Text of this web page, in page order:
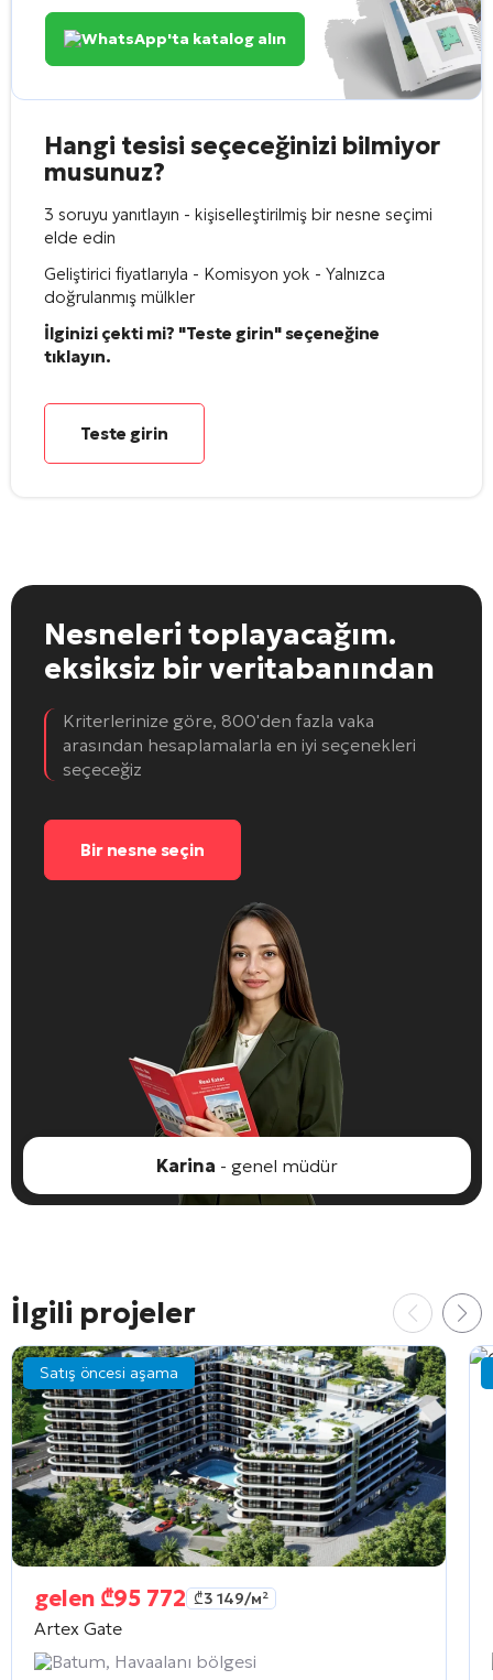
WhatsApp'ta katalog alın
Hangi tesisi seçeceğinizi bilmiyor
musunuz?
3 soruyu yanıtlayın - kişiselleştirilmiş bir nesne seçimi
elde edin
Geliştirici fiyatlarıyla - Komisyon yok - Yalnızca
doğrulanmış mülkler
İlginizi çekti mi? "Teste girin" seçeneğine
tıklayın.
Teste girin
Nesneleri toplayacağım.
eksiksiz bir veritabanından
Kriterlerinize göre, 800'den fazla vaka
arasından hesaplamalarla en iyi seçenekleri
seçeceğiz
Bir nesne seçin
Karina - genel müdür
İlgili projeler
Satış öncesi aşama
gelen ₾95 772 ₾3 149/м²
Artex Gate
Batum, Havaalanı bölgesi